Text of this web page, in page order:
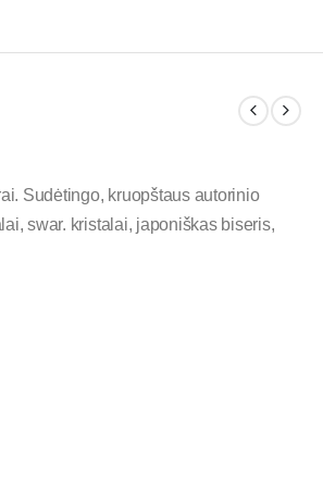
Sudėtingo, kruopštaus autorinio
swar. kristalai, japoniškas biseris,